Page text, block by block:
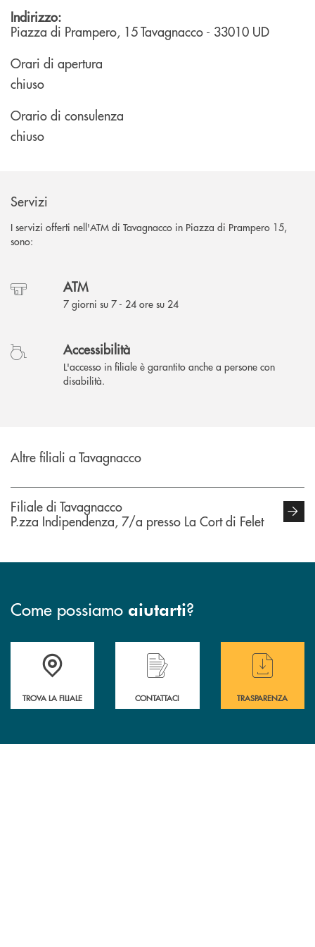
Indirizzo:
Piazza di Prampero, 15Tavagnacco - 33010 UD
Orari di apertura
chiuso
Orario di consulenza
chiuso
Servizi
I servizi offerti nell'ATM di Tavagnacco in Piazza di Prampero 15,
sono:
ATM
7 giorni su 7 - 24 ore su 24
Accessibilità
L'accesso in filiale è garantito anche a persone con
disabilità.
Altre filiali a Tavagnacco
Filiale di Tavagnacco
P.zza Indipendenza, 7/a presso La Cort di Felet
Come possiamo aiutarti?
Accedi all' elenco completo delle filiali .
TROVA LA FILIALE
Hai bisogno di assistenza immediata?
CONTATTACI
Hai bisogno di
TRASPARENZA